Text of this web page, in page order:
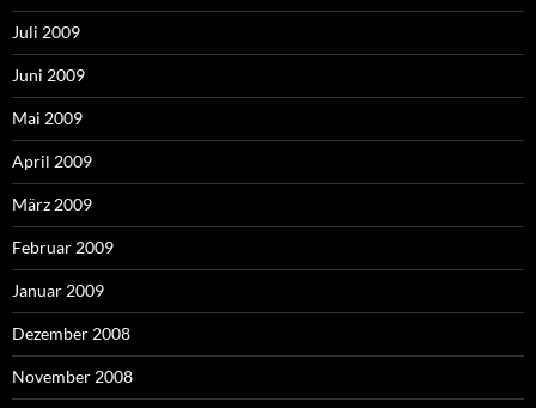
Juli 2009
Juni 2009
Mai 2009
April 2009
März 2009
Februar 2009
Januar 2009
Dezember 2008
November 2008